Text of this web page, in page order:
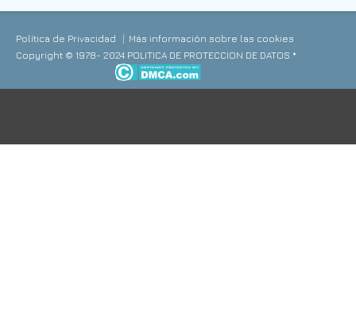
Política de Privacidad
Más información sobre las cookies
Copyright © 1978- 2024 POLITICA DE PROTECCION DE DATOS *